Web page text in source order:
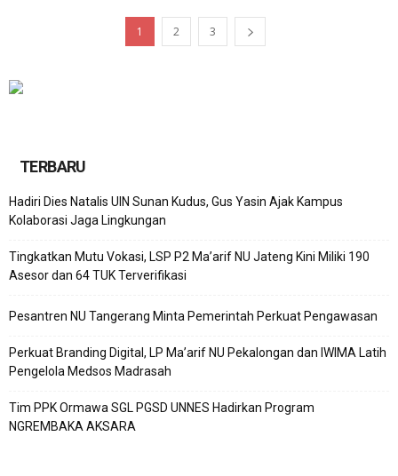
1 2 3
TERBARU
Hadiri Dies Natalis UIN Sunan Kudus, Gus Yasin Ajak Kampus
Kolaborasi Jaga Lingkungan
Tingkatkan Mutu Vokasi, LSP P2 Ma’arif NU Jateng Kini Miliki 190
Asesor dan 64 TUK Terverifikasi
Pesantren NU Tangerang Minta Pemerintah Perkuat Pengawasan
Perkuat Branding Digital, LP Ma’arif NU Pekalongan dan IWIMA Latih
Pengelola Medsos Madrasah
Tim PPK Ormawa SGL PGSD UNNES Hadirkan Program
NGREMBAKA AKSARA